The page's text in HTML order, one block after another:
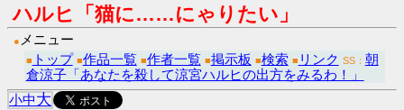
ハルヒ「猫に……にゃりたい」
● メニュー
■ トップ ■作品一覧 ■作者一覧 ■掲示板 ■検索 ■ リンク SS： 朝
倉涼子「あなたを殺して涼宮ハルヒの出方をみるわ！」
小中大